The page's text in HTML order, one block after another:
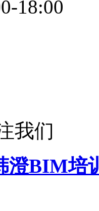
18:00
我们
澄BIM培